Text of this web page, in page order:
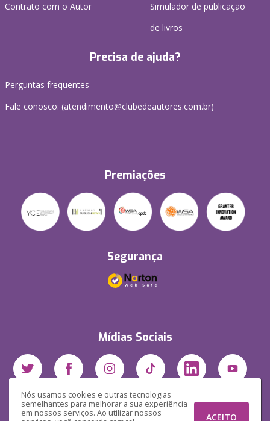
Nós usamos cookies e outras tecnologias
semelhantes para melhorar a sua experiência
em nossos serviços. Ao utilizar nossos
ACEITO
Contrato com o Autor
Simulador de publicação
de livros
Precisa de ajuda?
Perguntas frequentes
Fale conosco: (atendimento@clubedeautores.com.br)
Premiações
Segurança
Mídias Sociais